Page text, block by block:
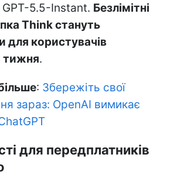
GPT-5.5-Instant. Безлімітні
Think стануть
для користувачів
тижня.
: Збережіть свої
зараз: OpenAI вимикає
для передплатників